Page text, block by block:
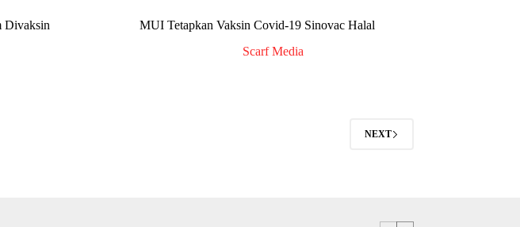
Divaksin
MUI Tetapkan Vaksin Covid-19 Sinovac Halal
Scarf Media
NEXT